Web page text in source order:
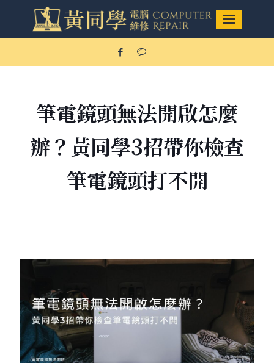
筆電鏡頭無法開啟怎麼
辦？黃同學3招帶你檢查
筆電鏡頭打不開